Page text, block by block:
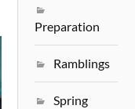
Preparation
Ramblings
Spring